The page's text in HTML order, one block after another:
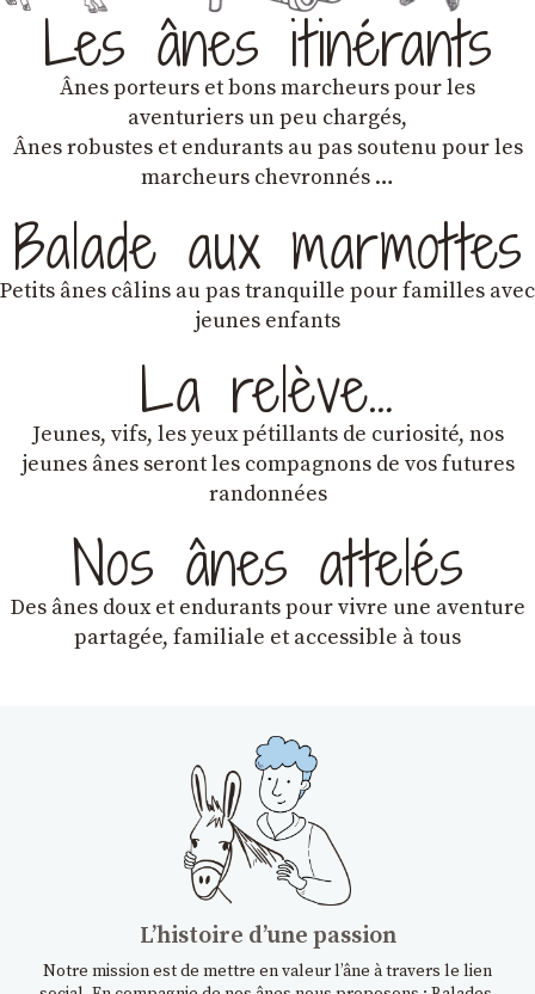
Les ânes itinérants
Ânes porteurs et bons marcheurs pour les
aventuriers un peu chargés,
Ânes robustes et endurants au pas soutenu pour les
marcheurs chevronnés …
Balade aux marmottes
Petits ânes câlins au pas tranquille pour familles avec
jeunes enfants
La relève…
Jeunes, vifs, les yeux pétillants de curiosité, nos
jeunes ânes seront les compagnons de vos futures
randonnées
Nos ânes attelés
Des ânes doux et endurantspour vivre une aventure
partagée, familiale et accessible à tous
Lʼhistoire dʼune passion
Notre mission est de mettre en valeur l’âne à travers le lien